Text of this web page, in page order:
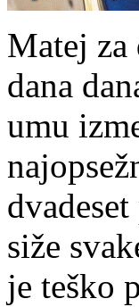
Matej za
dana
umu
siže
je teško